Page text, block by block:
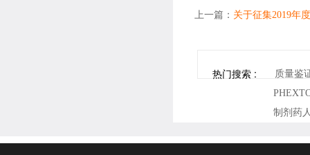
上一篇： 关于征集2019年
热门搜索 :
质量鉴
制剂药